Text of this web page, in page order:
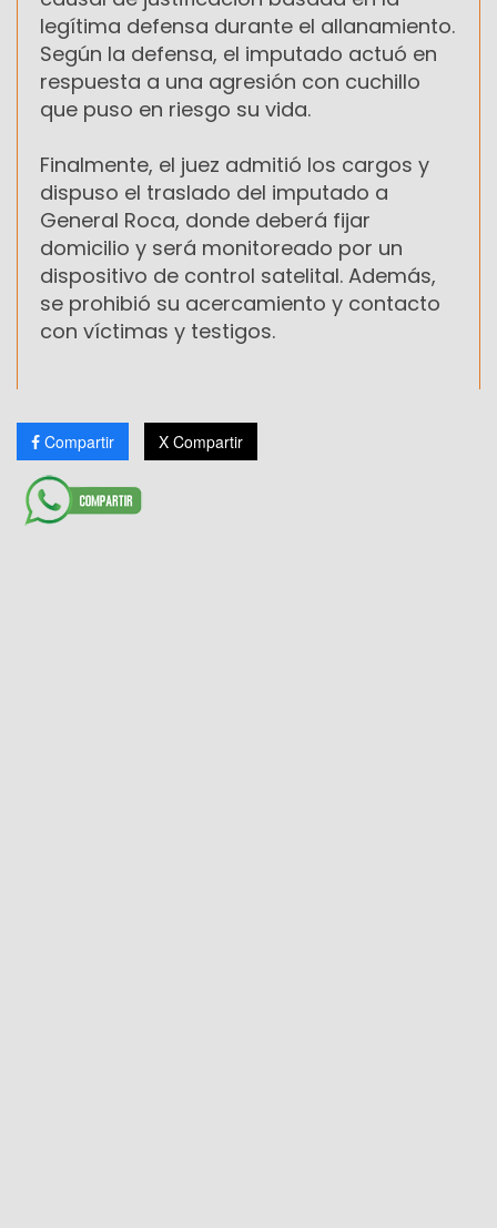
legítima defensa durante el allanamiento.
Según la defensa, el imputado actuó en
respuesta a una agresión con cuchillo
que puso en riesgo su vida.
Finalmente, el juez admitió los cargos y
dispuso el traslado del imputado a
General Roca, donde deberá fijar
domicilio y será monitoreado por un
dispositivo de control satelital. Además,
se prohibió su acercamiento y contacto
con víctimas y testigos.
Compartir X Compartir